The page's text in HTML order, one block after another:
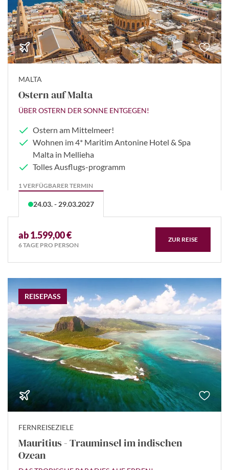
MALTA
Ostern auf Malta
ÜBER OSTERN DER SONNE ENTGEGEN!
Ostern am Mittelmeer!
Wohnen im 4* Maritim Antonine Hotel & Spa
Malta in Mellieha
Tolles Ausflugs-programm
1 VERFÜGBARER TERMIN
24.03. - 29.03.2027
ab 1.599,00 €
6 TAGE PRO PERSON
ZUR REISE
REISEPASS
FERNREISEZIELE
Mauritius - Trauminsel im indischen
Ozean